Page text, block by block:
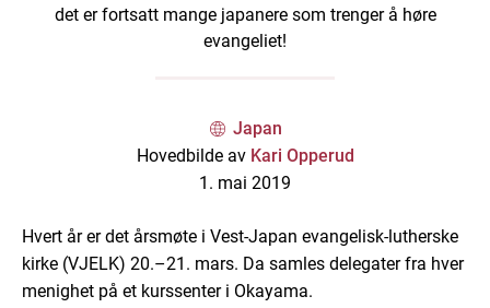
det er fortsatt mange japanere som trenger å høre
evangeliet!
Japan
Hovedbilde av Kari Opperud
1. mai 2019
Hvert år er det årsmøte i Vest-Japan evangelisk-lutherske
kirke (VJELK) 20.–21. mars. Da samles delegater fra hver
menighet på et kurssenter i Okayama.